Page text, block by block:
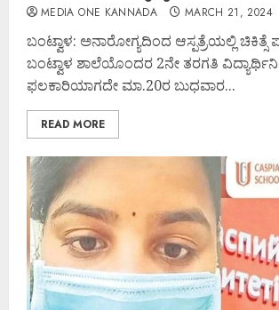
MEDIA ONE KANNADA MARCH 21, 2024
ಬಂಟ್ವಾಳ: ಅನಾರೋಗ್ಯದಿಂದ ಆಸ್ಪತ್ರೆಯಲ್ಲಿ ಚಿಕಿತ್ಸೆ
ಬಂಟ್ವಾಳ ಶಾಲೆಯೊಂದರ 2ನೇ ತರಗತಿ
ಫಲಕಾರಿಯಾಗದೇ ಮಾ.20ರ ಬುಧವಾರ...
READ MORE